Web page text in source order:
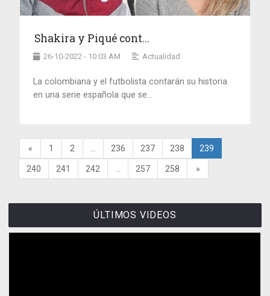
Shakira y Piqué cont...
26-10-2022 - 10:03 AM Actualidad
La colombiana y el futbolista contarán su historia
en una serie española que se...
« 1 2 236 237 238 239
240 241 242 257 258 »
ÚLTIMOS VIDEOS